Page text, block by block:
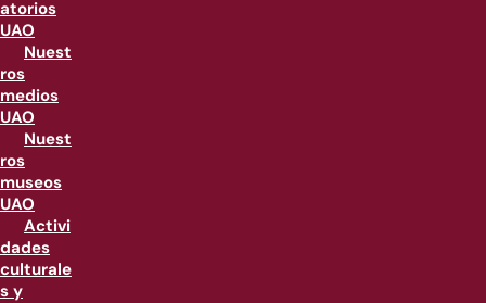
atorios
UAO
Nuest
ros
medios
UAO
Nuest
ros
museos
UAO
Activi
dades
culturale
s y